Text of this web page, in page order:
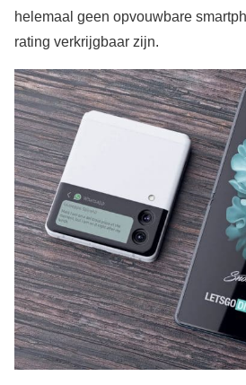
helemaal geen opvouwbare
rating verkrijgbaar zijn.